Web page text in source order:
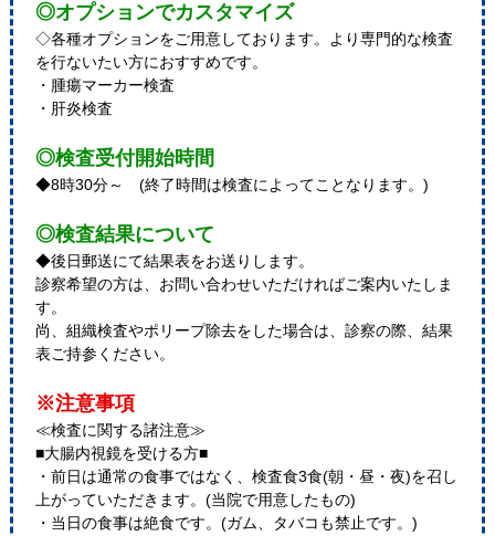
◎オプションでカスタマイズ
◇各種オプションをご用意しております。より専門的な検査
を行ないたい方におすすめです。
・腫瘍マーカー検査
・肝炎検査
◎検査受付開始時間
◆8時30分～ (終了時間は検査によってことなります。)
◎検査結果について
◆後日郵送にて結果表をお送りします。
診察希望の方は、お問い合わせいただければご案内いたしま
す。
尚、組織検査やポリープ除去をした場合は、診察の際、結果
表ご持参ください。
※注意事項
≪検査に関する諸注意≫
■大腸内視鏡を受ける方■
・前日は通常の食事ではなく、検査食3食(朝・昼・夜)を召し
上がっていただきます。(当院で用意したもの)
・当日の食事は絶食です。(ガム、タバコも禁止です。)